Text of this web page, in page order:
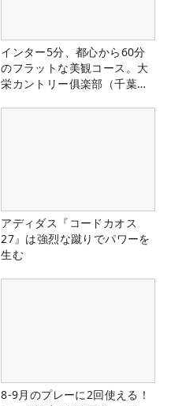
インター5分、都心から60分
のフラットな美観コース。大
栄カントリー俱楽部（千葉
アディダス『コードカオス
27』は強烈な蹴りでパワーを
生む
8-9月のプレーに2回使える！